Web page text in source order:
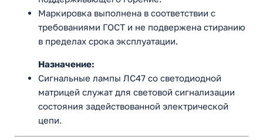
Маркировка выполнена в соответствии с
требованиями ГОСТ и не подвержена стиранию
в пределах срока эксплуатации.
Назначение:
Сигнальные лампы ЛС47 со светодиодной
матрицей служат для световой сигнализации
состояния задействованной электрической
цепи.